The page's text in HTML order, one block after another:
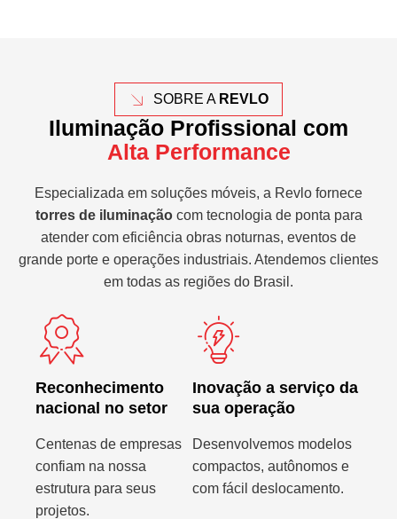
SOBRE A REVLO
Iluminação Profissional com
Alta Performance
Especializada em soluções móveis, a Revlo fornece
torres de iluminaçãocom tecnologia de ponta para
atender com eficiência obras noturnas, eventos de
grande porte e operações industriais. Atendemos clientes
em todas as regiões do Brasil.
Reconhecimento
nacional no setor
Centenas de empresas
confiam na nossa
estrutura para seus
projetos.
Inovação a serviço da
sua operação
Desenvolvemos modelos
compactos, autônomos e
com fácil deslocamento.